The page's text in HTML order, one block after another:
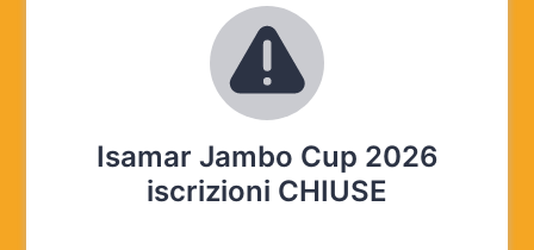
Isamar Jambo Cup 2026
iscrizioni CHIUSE